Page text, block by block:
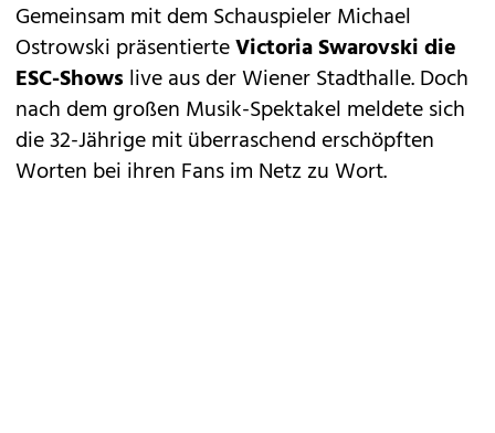
Gemeinsam mit dem Schauspieler Michael
Ostrowski präsentierteVictoria Swarovski die
ESC-Shows live aus der Wiener Stadthalle. Doch
nach dem großen Musik-Spektakel meldete sich
die 32-Jährige mit überraschenderschöpften
Worten bei ihren Fans im Netz zu Wort.